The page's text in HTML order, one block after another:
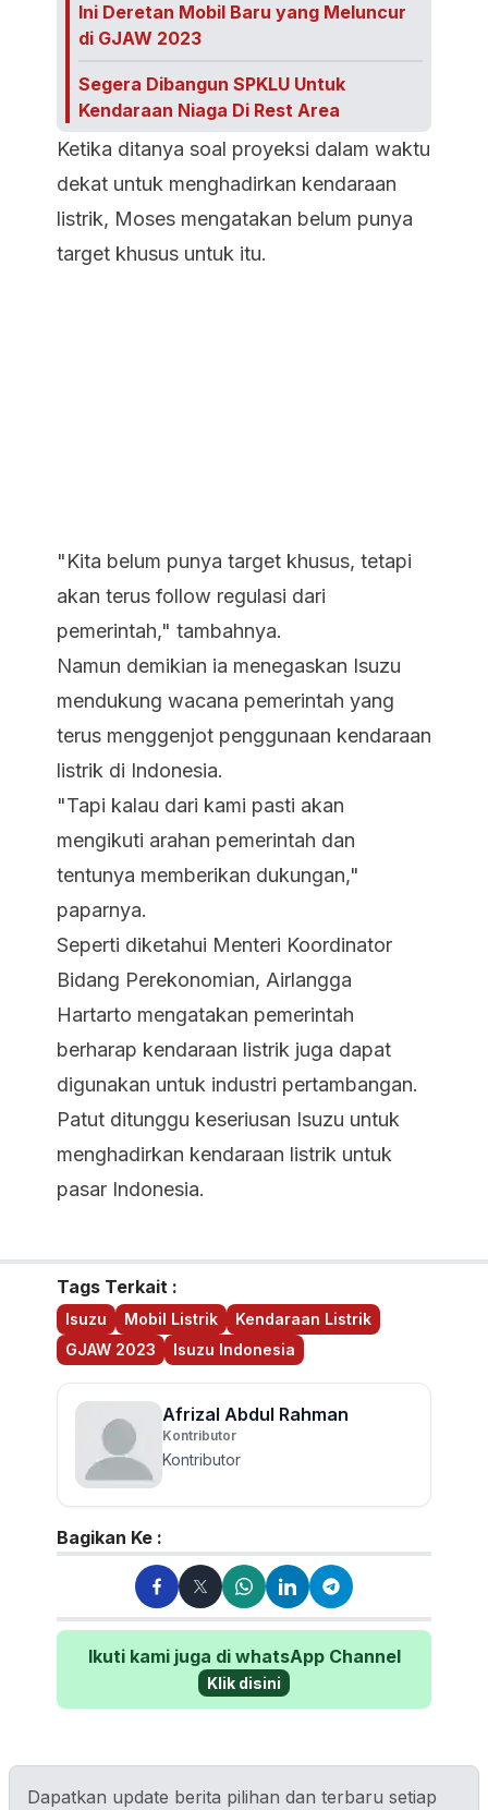
Ini Deretan Mobil Baru yang Meluncur
di GJAW 2023
Segera Dibangun SPKLU Untuk
Kendaraan Niaga Di Rest Area
Ketika ditanya soal proyeksi dalam waktu
dekat untuk menghadirkan kendaraan
listrik, Moses mengatakan belum punya
target khusus untuk itu.
"Kita belum punya target khusus, tetapi
akan terus follow regulasi dari
pemerintah," tambahnya.
Namun demikian ia menegaskan Isuzu
mendukung wacana pemerintah yang
terus menggenjot penggunaan kendaraan
listrik di Indonesia.
"Tapi kalau dari kami pasti akan
mengikuti arahan pemerintah dan
tentunya memberikan dukungan,"
paparnya.
Seperti diketahui Menteri Koordinator
Bidang Perekonomian, Airlangga
Hartarto mengatakan pemerintah
berharap kendaraan listrik juga dapat
digunakan untuk industri pertambangan.
Patut ditunggu keseriusan Isuzu untuk
menghadirkan kendaraan listrik untuk
pasar Indonesia.
Tags Terkait :
Isuzu Mobil Listrik
Kendaraan Listrik
GJAW 2023
Isuzu Indonesia
Afrizal Abdul Rahman
Kontributor
Kontributor
Bagikan Ke :
Ikuti kami juga di whatsApp Channel
Klik disini
Dapatkan update berita pilihan dan terbaru setiap